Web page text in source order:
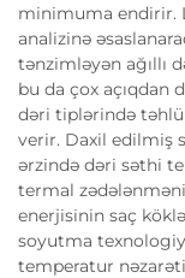
minimuma endirir.
analizinə
tənzimləyən ağıllı
bu da çox açıqdan
dəri tiplərində
verir. Daxil edilmiş
ərzində dəri səthi
termal zədələnməni
enerjisinin saç
soyutma
temperatur